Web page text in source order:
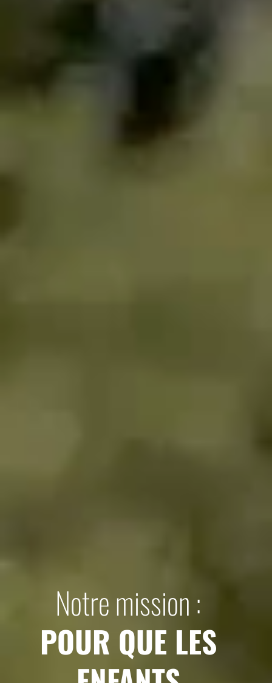
Notre mission :
POUR QUE LES